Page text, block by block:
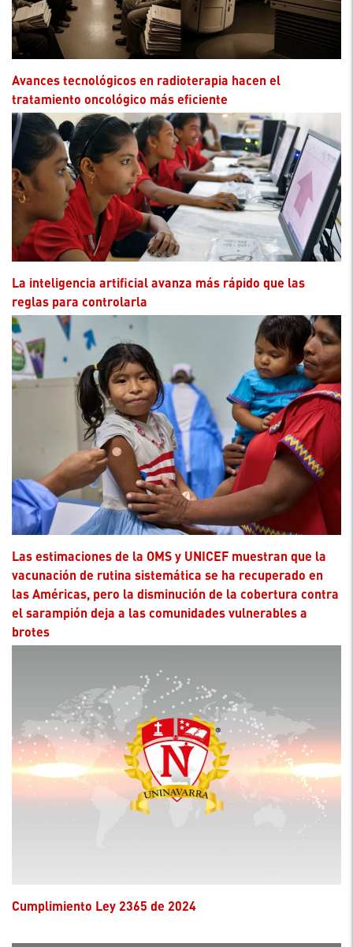
Avances tecnológicos en radioterapia hacen el
tratamiento oncológico más eficiente
La inteligencia artificial avanza más rápido que las
reglas para controlarla
Las estimaciones de la OMS y UNICEF muestran que la
vacunación de rutina sistemática se ha recuperado en
las Américas, pero la disminución de la cobertura contra
el sarampión deja a las comunidades vulnerables a
brotes
Cumplimiento Ley 2365 de 2024